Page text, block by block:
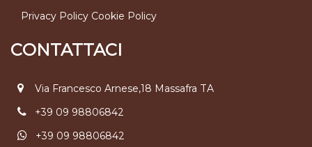
Privacy Policy Cookie Policy
CONTATTACI
Via Francesco Arnese,18 Massafra TA
+39 09 98806842
+39 09 98806842